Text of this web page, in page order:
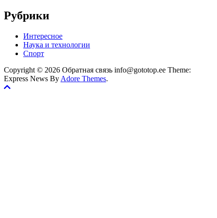
Рубрики
Интересное
Наука и технологии
Спорт
Copyright © 2026 Обратная связь info@gototop.ee Theme:
Express News By Adore Themes.